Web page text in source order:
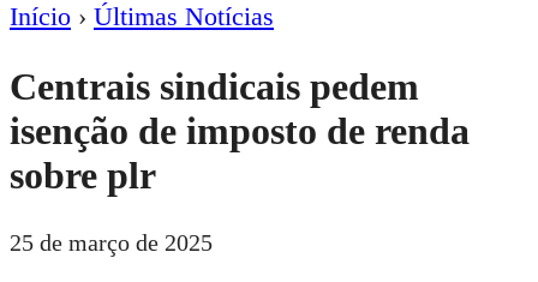
Início › Últimas Notícias
Centrais sindicais pedem
isenção de imposto de renda
sobre plr
25 de março de 2025